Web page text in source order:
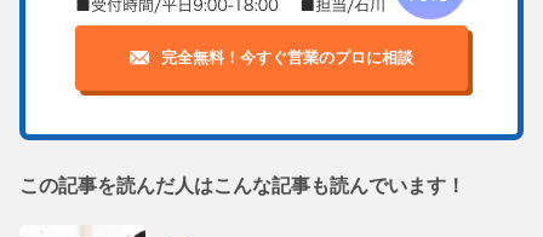
完全無料！今すぐ営業のプロに相談
この記事を読んだ人はこんな記事も読んでいます！